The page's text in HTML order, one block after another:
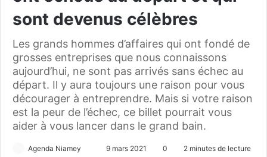
sont devenus célèbres
Les grands hommes d’affaires qui ont fondé de
grosses entreprises que nous connaissons
aujourd’hui, ne sont pas arrivés sans échec au
départ. Il y aura toujours une raison pour vous
décourager à entreprendre. Mais si votre raison
est la peur de l’échec, ce billet pourrait vous
aider à vous lancer dans le grand bain.
Agenda Niamey 9 mars 2021 0 2 minutes de lecture